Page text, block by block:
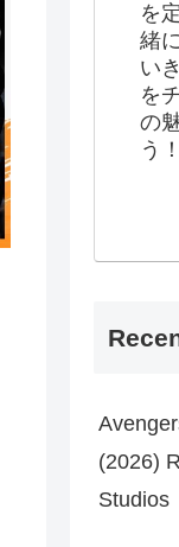
を
緒
い
を
の
う！
(2026)
Studios